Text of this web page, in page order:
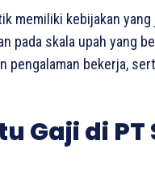
memiliki kebijakan
pada skala upah yang
pengalaman bekerja,
Gaji di